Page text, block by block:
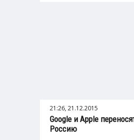
21:26, 21.12.2015
Google и Apple
Россию